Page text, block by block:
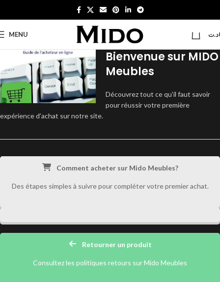
MENU د.ت
Bienvenue sur MIDO
Meubles
Découvrez tout ce qu’il faut savoir
pour réussir votre première
expérience d’achat sur notre site.
Comment acheter sur Mido Meubles?
Des étapes simples à suivre pour compléter votre premier achat.
Retourner un produit
Consultez les politiques retours sur Mido Meubles